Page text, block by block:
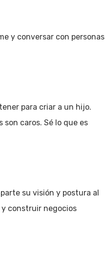
y conversar con personas
para criar a un hijo.
son caros. Sé lo que es
su visión y postura al
y construir negocios